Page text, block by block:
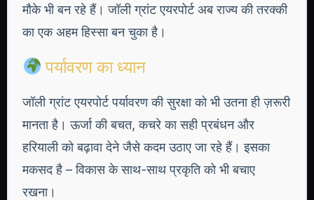
मौके भी बन रहे हैं। जॉली ग्रांट एयरपोर्ट अब राज्य की तरक्की
का एक अहम हिस्सा बन चुका है।
पर्यावरण का ध्यान
जॉली ग्रांट एयरपोर्ट पर्यावरण की सुरक्षा को भी उतना ही ज़रूरी
मानता है। ऊर्जा की बचत, कचरे का सही प्रबंधन और
हरियाली को बढ़ावा देने जैसे कदम उठाए जा रहे हैं। इसका
मकसद है – विकास के साथ-साथ प्रकृति को भी बचाए
रखना।